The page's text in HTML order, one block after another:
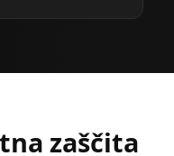
zaščita